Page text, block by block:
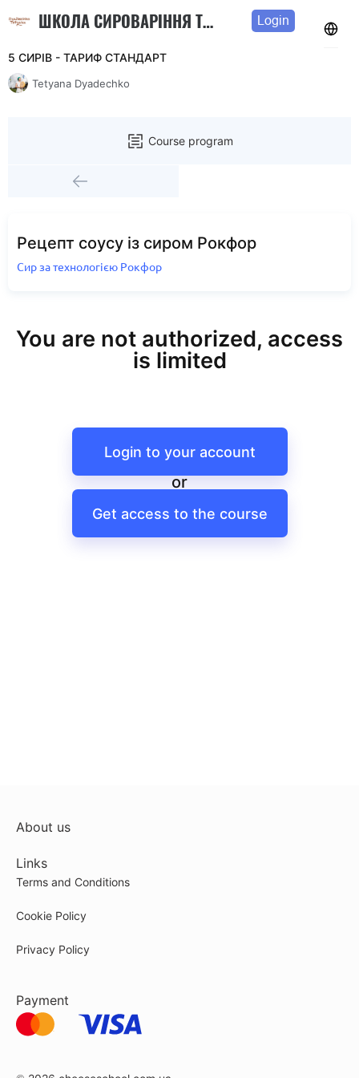
ШКОЛА СИРОВАРІННЯ ТЕТЯНИ ДЯДЕЧКО Login
5 СИРІВ - ТАРИФ СТАНДАРТ
Tetyana Dyadechko
Course program
Рецепт соусу із сиром Рокфор
Сир за технологією Рокфор
You are not authorized, access
is limited
Login to your account
or
Get access to the course
About us
Links
Terms and Conditions
Cookie Policy
Privacy Policy
Payment